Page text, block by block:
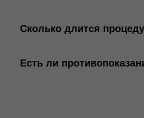
Сколько длится
Есть ли